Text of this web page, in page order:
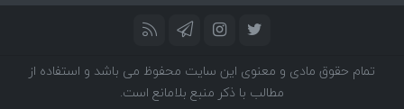
تمام حقوق مادی و معنوی این سایت محفوظ می باشد و استفاده از
مطالب با ذکر منبع بلامانع است.